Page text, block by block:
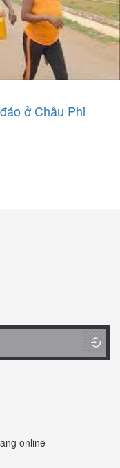
ở Châu Phi
online